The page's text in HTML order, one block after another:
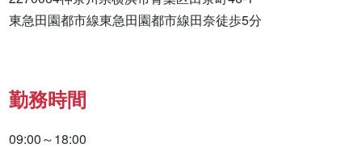
東急田園都市線東急田園都市線田奈徒歩5分
勤務時間
09:00～18:00